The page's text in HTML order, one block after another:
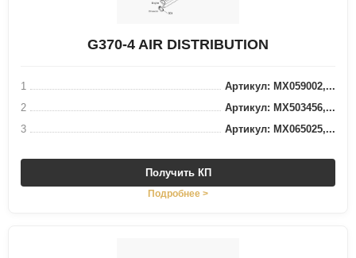
G370-4 AIR DISTRIBUTION
1
Артикул: MX059002,...
2
Артикул: MX503456,...
3
Артикул: MX065025,...
Получить КП
Подробнее >